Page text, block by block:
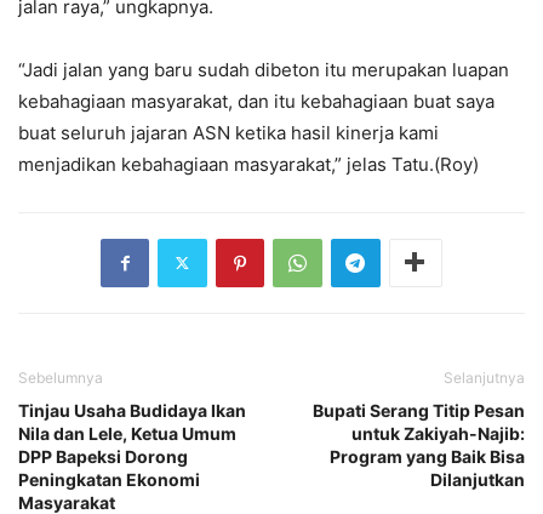
jalan raya,” ungkapnya.
“Jadi jalan yang baru sudah dibeton itu merupakan luapan
kebahagiaan masyarakat, dan itu kebahagiaan buat saya
buat seluruh jajaran ASN ketika hasil kinerja kami
menjadikan kebahagiaan masyarakat,” jelas Tatu.(Roy)
Sebelumnya
Tinjau Usaha Budidaya Ikan
Nila dan Lele, Ketua Umum
DPP Bapeksi Dorong
Peningkatan Ekonomi
Masyarakat
Selanjutnya
Bupati Serang Titip Pesan
untuk Zakiyah-Najib:
Program yang Baik Bisa
Dilanjutkan